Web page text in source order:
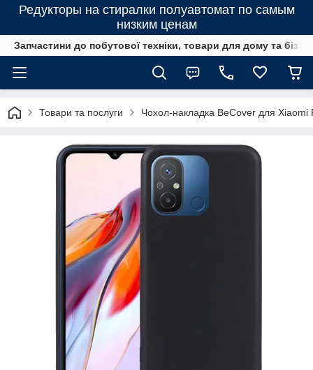
Редукторы на стиралки полуавтомат по самым
низким ценам
Запчастини до побутової техніки, товари для дому та
Товари та послуги Чохол-накладка BeCover для